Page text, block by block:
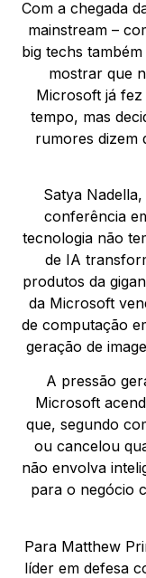
Com a chegada
mainstream –
big techs
mostrar que
Microsoft já
tempo, mas
rumores dizem
Satya
conferência
tecnologia não
de IA
produtos da
da Microsoft
de computação
geração de
A pressão
Microsoft
que, segundo
ou cancelou
não envolva
para o negócio
Para Matthew
líder em defesa